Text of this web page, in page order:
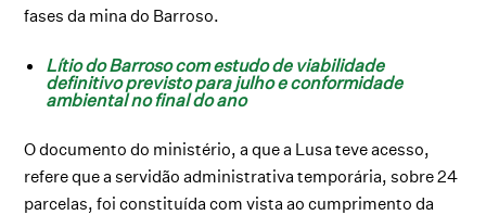
fases da mina do Barroso.
Lítio do Barroso com estudo de viabilidade
definitivo previsto para julho e conformidade
ambiental no final do ano
O documento do ministério, a que a Lusa teve acesso,
refere que a servidão administrativa temporária, sobre 24
parcelas, foi constituída com vista ao cumprimento da